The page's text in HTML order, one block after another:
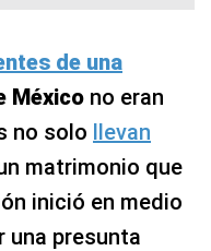
de una
México no eran
no solo llevan
matrimonio que
inició en medio
una presunta